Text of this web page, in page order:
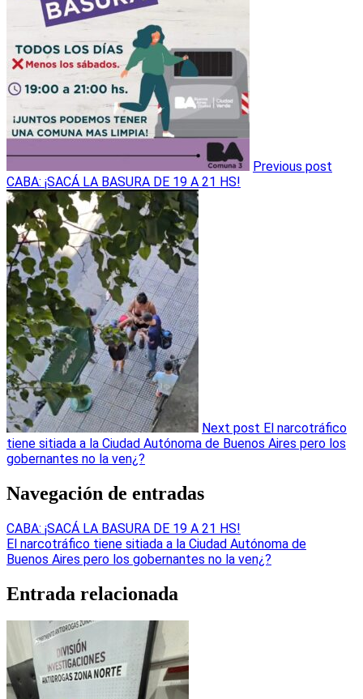
Previous post
CABA: ¡SACÁ LA BASURA DE 19 A 21 HS!
Next post El narcotráfico
tiene sitiada a la Ciudad Autónoma de Buenos Aires pero los
gobernantes no la ven¿?
Navegación de entradas
CABA: ¡SACÁ LA BASURA DE 19 A 21 HS!
El narcotráfico tiene sitiada a la Ciudad Autónoma de
Buenos Aires pero los gobernantes no la ven¿?
Entrada relacionada